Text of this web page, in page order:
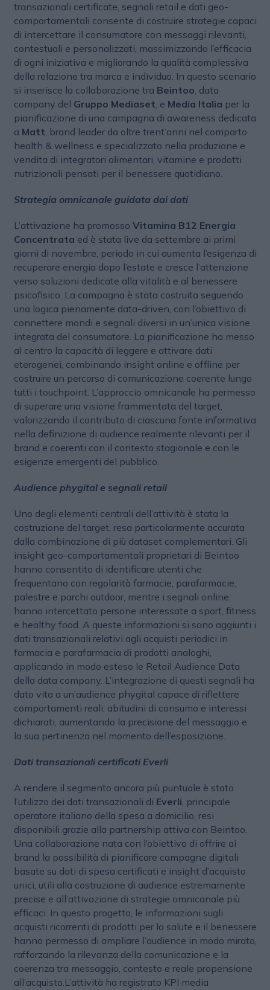
transazionali certificate, segnali retail e dati geo-
comportamentali consente di costruire strategie capaci
di intercettare il consumatore con messaggi rilevanti,
contestuali e personalizzati, massimizzando l’efficacia
di ogni iniziativa e migliorando la qualità complessiva
della relazione tra marca e individuo. In questo scenario
si inserisce la collaborazione tra Beintoo, data
company del Gruppo Mediaset, e Media Italia per la
pianificazione di una campagna di awareness dedicata
a Matt, brand leader da oltre trent’anni nel comparto
health & wellness e specializzato nella produzione e
vendita di integratori alimentari, vitamine e prodotti
nutrizionali pensati per il benessere quotidiano.
Strategia omnicanale guidata dai dati
L’attivazione ha promosso Vitamina B12 Energia
Concentrata ed è stata live da settembre ai primi
giorni di novembre, periodo in cui aumenta l’esigenza di
recuperare energia dopo l’estate e cresce l’attenzione
verso soluzioni dedicate alla vitalità e al benessere
psicofisico. La campagna è stata costruita seguendo
una logica pienamente data-driven, con l’obiettivo di
connettere mondi e segnali diversi in un’unica visione
integrata del consumatore. La pianificazione ha messo
al centro la capacità di leggere e attivare dati
eterogenei, combinando insight online e offline per
costruire un percorso di comunicazione coerente lungo
tutti i touchpoint. L’approccio omnicanale ha permesso
di superare una visione frammentata del target,
valorizzando il contributo di ciascuna fonte informativa
nella definizione di audience realmente rilevanti per il
brand e coerenti con il contesto stagionale e con le
esigenze emergenti del pubblico.
Audience phygital e segnali retail
Uno degli elementi centrali dell’attività è stata la
costruzione del target, resa particolarmente accurata
dalla combinazione di più dataset complementari. Gli
insight geo-comportamentali proprietari di Beintoo
hanno consentito di identificare utenti che
frequentano con regolarità farmacie, parafarmacie,
palestre e parchi outdoor, mentre i segnali online
hanno intercettato persone interessate a sport, fitness
e healthy food. A queste informazioni si sono aggiunti i
dati transazionali relativi agli acquisti periodici in
farmacia e parafarmacia di prodotti analoghi,
applicando in modo esteso le Retail Audience Data
della data company. L’integrazione di questi segnali ha
dato vita a un’audience phygital capace di riflettere
comportamenti reali, abitudini di consumo e interessi
dichiarati, aumentando la precisione del messaggio e
la sua pertinenza nel momento dell’esposizione.
Dati transazionali certificati Everli
A rendere il segmento ancora più puntuale è stato
l’utilizzo dei dati transazionali di Everli, principale
operatore italiano della spesa a domicilio, resi
disponibili grazie alla partnership attiva con Beintoo.
Una collaborazione nata con l’obiettivo di offrire ai
brand la possibilità di pianificare campagne digitali
basate su dati di spesa certificati e insight d’acquisto
unici, utili alla costruzione di audience estremamente
precise e all’attivazione di strategie omnicanale più
efficaci. In questo progetto, le informazioni sugli
acquisti ricorrenti di prodotti per la salute e il benessere
hanno permesso di ampliare l’audience in modo mirato,
rafforzando la rilevanza della comunicazione e la
coerenza tra messaggio, contesto e reale propensione
all’acquisto.L’attività ha registrato KPI media